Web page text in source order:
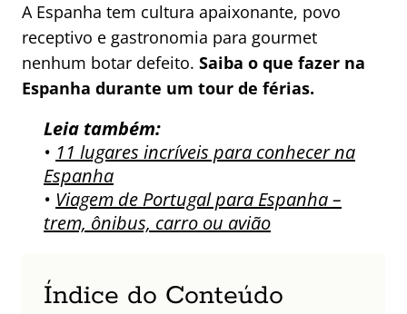
A Espanha tem cultura apaixonante, povo
receptivo e gastronomia para gourmet
nenhum botar defeito. Saiba o que fazer na
Espanha durante um tour de férias.
Leia também:
• 11 lugares incríveis para conhecer na
Espanha
• Viagem de Portugal para Espanha –
trem, ônibus, carro ou avião
Índice do Conteúdo